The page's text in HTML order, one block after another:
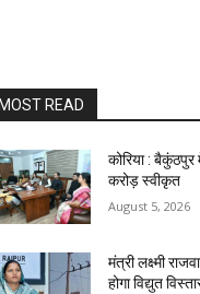
READ
कोरिया : बैकुंठपुर
करोड़ स्वीकृत
August 5, 2026
मंत्री लक्ष्मी
होगा विद्युत